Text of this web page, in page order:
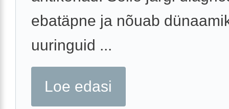
ebatäpne ja nõuab
uuringuid ...
Loe edasi